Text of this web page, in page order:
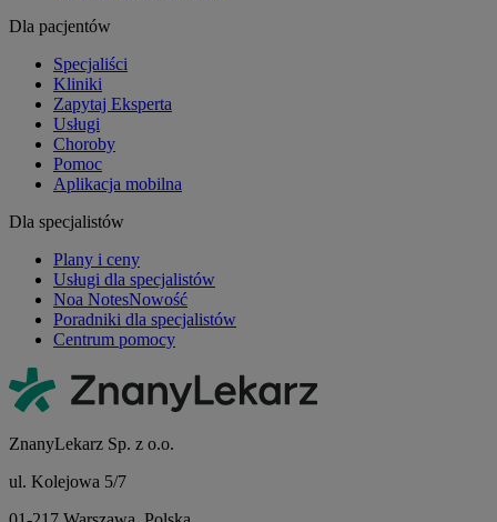
Dla pacjentów
Specjaliści
Kliniki
Zapytaj Eksperta
Usługi
Choroby
Pomoc
Aplikacja mobilna
Dla specjalistów
Plany i ceny
Usługi dla specjalistów
Noa NotesNowość
Poradniki dla specjalistów
Centrum pomocy
ZnanyLekarz Sp. z o.o.
ul. Kolejowa 5/7